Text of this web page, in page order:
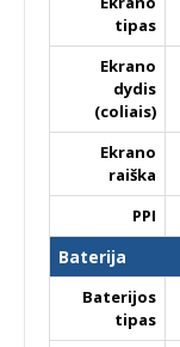
tipas
Ekrano
dydis
(coliais)
Ekrano
raiška
PPI
Baterija
Baterijos
tipas